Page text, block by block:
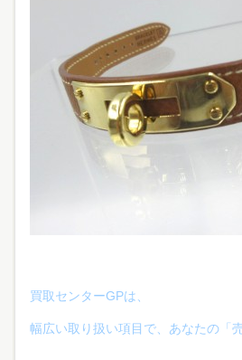
買取センターGPは、
幅広い取り扱い項目で、あなたの「